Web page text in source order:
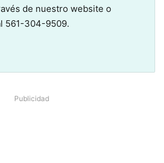
de nuestro website o
561-304-9509.
Publicidad